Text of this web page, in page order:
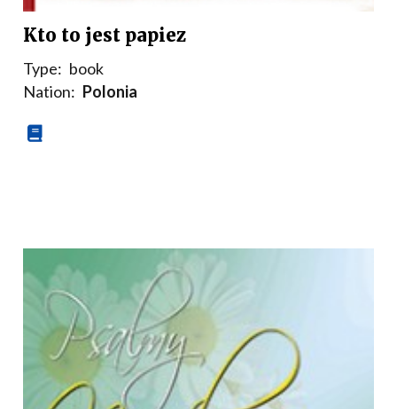
Kto to jest papiez
Type: book
Nation: Polonia